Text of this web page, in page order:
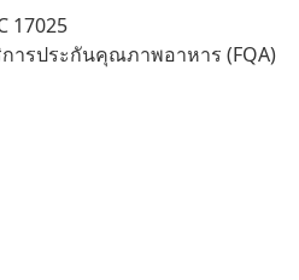
17025
ารประกันคุณภาพอาหาร (FQA)